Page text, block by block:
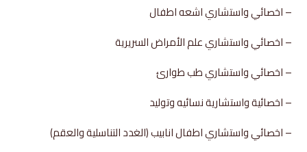
– اخصائي واستشاري اشعه اطفال
– اخصائي واستشاري علم الأمراض السريرية
– اخصائي واستشاري طب طوارئ
– اخصائية واستشارية نسائيه وتوليد
– اخصائي واستشاري اطفال انابيب (الغدد التناسلية والعقم)